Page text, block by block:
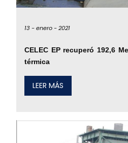
13 -enero -2021
CELEC EP recuperó 192,6
térmica
LEER MÁS